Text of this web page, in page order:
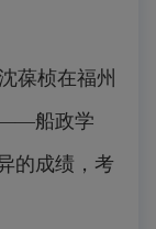
葆桢在福州
——船政学
的成绩，考